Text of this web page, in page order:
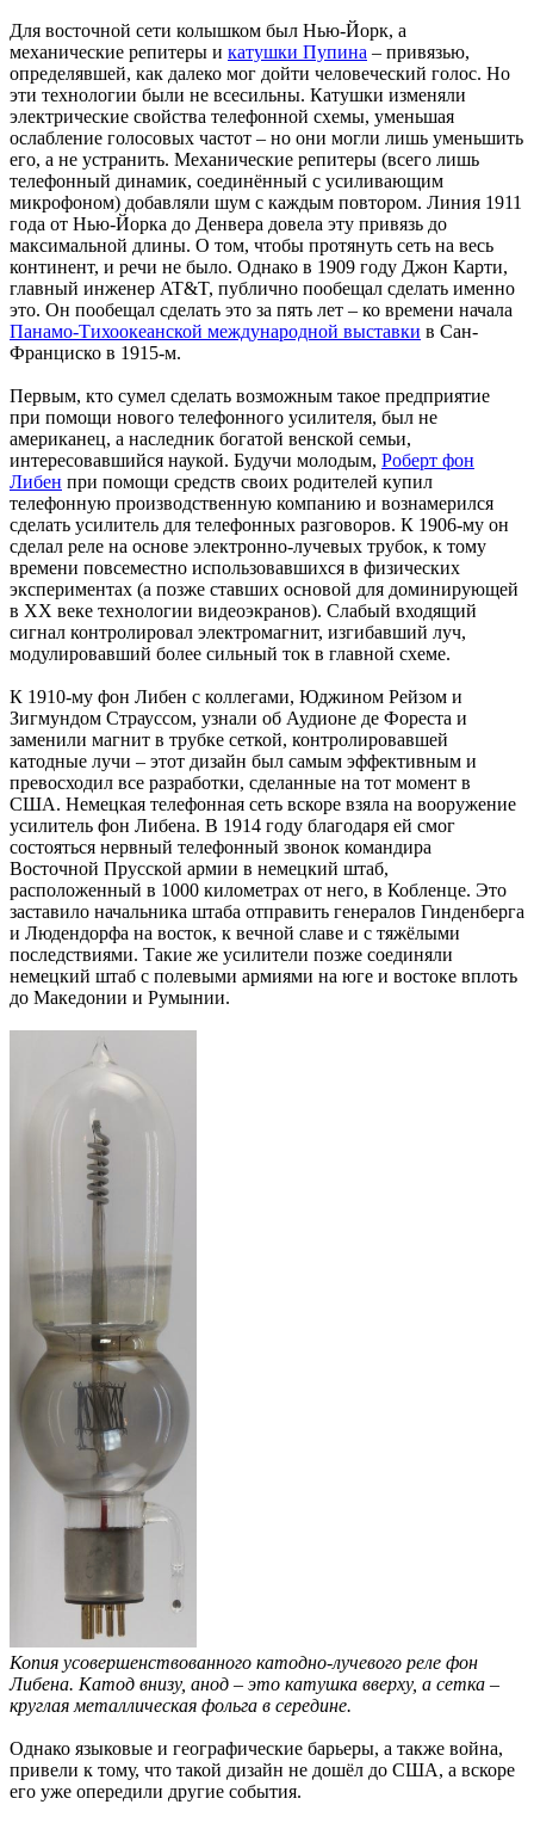
Для восточной сети колышком был Нью-Йорк, а
механические репитеры и катушки Пупина – привязью,
определявшей, как далеко мог дойти человеческий голос. Но
эти технологии были не всесильны. Катушки изменяли
электрические свойства телефонной схемы, уменьшая
ослабление голосовых частот – но они могли лишь уменьшить
его, а не устранить. Механические репитеры (всего лишь
телефонный динамик, соединённый с усиливающим
микрофоном) добавляли шум с каждым повтором. Линия 1911
года от Нью-Йорка до Денвера довела эту привязь до
максимальной длины. О том, чтобы протянуть сеть на весь
континент, и речи не было. Однако в 1909 году Джон Карти,
главный инженер AT&T, публично пообещал сделать именно
это. Он пообещал сделать это за пять лет – ко времени начала
Панамо-Тихоокеанской международной выставки в Сан-
Франциско в 1915-м.
Первым, кто сумел сделать возможным такое предприятие
при помощи нового телефонного усилителя, был не
американец, а наследник богатой венской семьи,
интересовавшийся наукой. Будучи молодым, Роберт фон
Либен при помощи средств своих родителей купил
телефонную производственную компанию и вознамерился
сделать усилитель для телефонных разговоров. К 1906-му он
сделал реле на основе электронно-лучевых трубок, к тому
времени повсеместно использовавшихся в физических
экспериментах (а позже ставших основой для доминирующей
в XX веке технологии видеоэкранов). Слабый входящий
сигнал контролировал электромагнит, изгибавший луч,
модулировавший более сильный ток в главной схеме.
К 1910-му фон Либен с коллегами, Юджином Рейзом и
Зигмундом Страуссом, узнали об Аудионе де Фореста и
заменили магнит в трубке сеткой, контролировавшей
катодные лучи – этот дизайн был самым эффективным и
превосходил все разработки, сделанные на тот момент в
США. Немецкая телефонная сеть вскоре взяла на вооружение
усилитель фон Либена. В 1914 году благодаря ей смог
состояться нервный телефонный звонок командира
Восточной Прусской армии в немецкий штаб,
расположенный в 1000 километрах от него, в Кобленце. Это
заставило начальника штаба отправить генералов Гинденберга
и Людендорфа на восток, к вечной славе и с тяжёлыми
последствиями. Такие же усилители позже соединяли
немецкий штаб с полевыми армиями на юге и востоке вплоть
до Македонии и Румынии.
Копия усовершенствованного катодно-лучевого реле фон
Либена. Катод внизу, анод – это катушка вверху, а сетка –
круглая металлическая фольга в середине.
Однако языковые и географические барьеры, а также война,
привели к тому, что такой дизайн не дошёл до США, а вскоре
его уже опередили другие события.